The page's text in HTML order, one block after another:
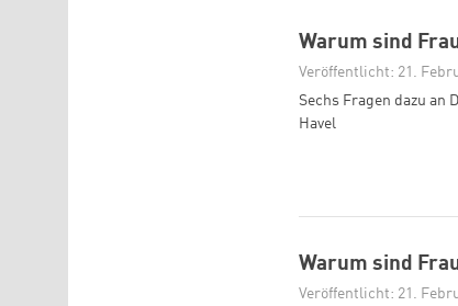
Warum sind
Veröffentlicht: 21.
Sechs Fragen dazu an
Havel
Warum sind
Veröffentlicht: 21.